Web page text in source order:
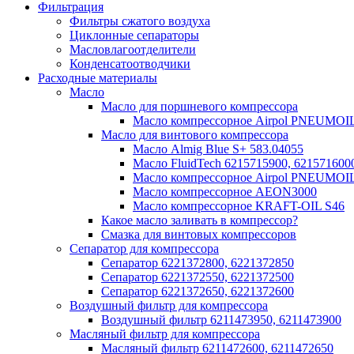
Фильтрация
Фильтры сжатого воздуха
Циклонные сепараторы
Масловлагоотделители
Конденсатоотводчики
Расходные материалы
Масло
Масло для поршневого компрессора
Масло компрессорное Airpol
Масло для винтового компрессора
Масло Almig Blue S+ 583.04055
Масло FluidTech 6215715900,
Масло компрессорное Airpol
Масло компрессорное AEON3000
Масло компрессорное KRAFT-OIL S46
Какое масло заливать в компрессор?
Смазка для винтовых компрессоров
Сепаратор для компрессора
Сепаратор 6221372800, 6221372850
Сепаратор 6221372550, 6221372500
Сепаратор 6221372650, 6221372600
Воздушный фильтр для компрессора
Воздушный фильтр 6211473950, 6211473900
Масляный фильтр для компрессора
Масляный фильтр 6211472600, 6211472650